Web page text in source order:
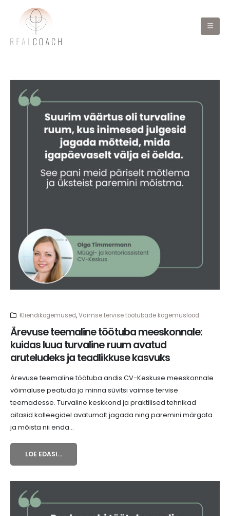
vaimse tervise suuna töötubadega: kuidas need on aidanud
ennetada läbipõlemist, toetada meeskonna heaolu ja luua
avatumat töökultuuri.
Kliendikogemused,Vaimse tervise töötubade kogemuslood
Ärevuse teemaline töötuba meeskonnale:
kuidas luua turvaline ruum avatud
aruteludeks ja teadlikkuse kasvuks
Ärevuse teemaline töötuba andis CV-Keskuse meeskonnale
võimaluse peatuda ja minna süvitsi vaimse tervise
teemadesse. Turvaline keskkond ja praktilised tehnikad
aitasid kolleegidel avatumalt jagada ning paremini märgata
ja mõista nii enda...
LOE EDASI...